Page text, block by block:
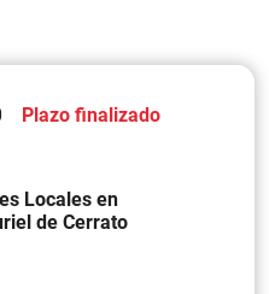
Plazo finalizado
Locales en
de Cerrato